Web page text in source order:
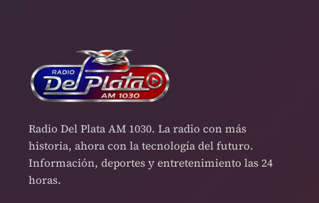
Radio Del Plata AM 1030. La radio con más
historia, ahora con la tecnología del futuro.
Información, deportes y entretenimiento las 24
horas.